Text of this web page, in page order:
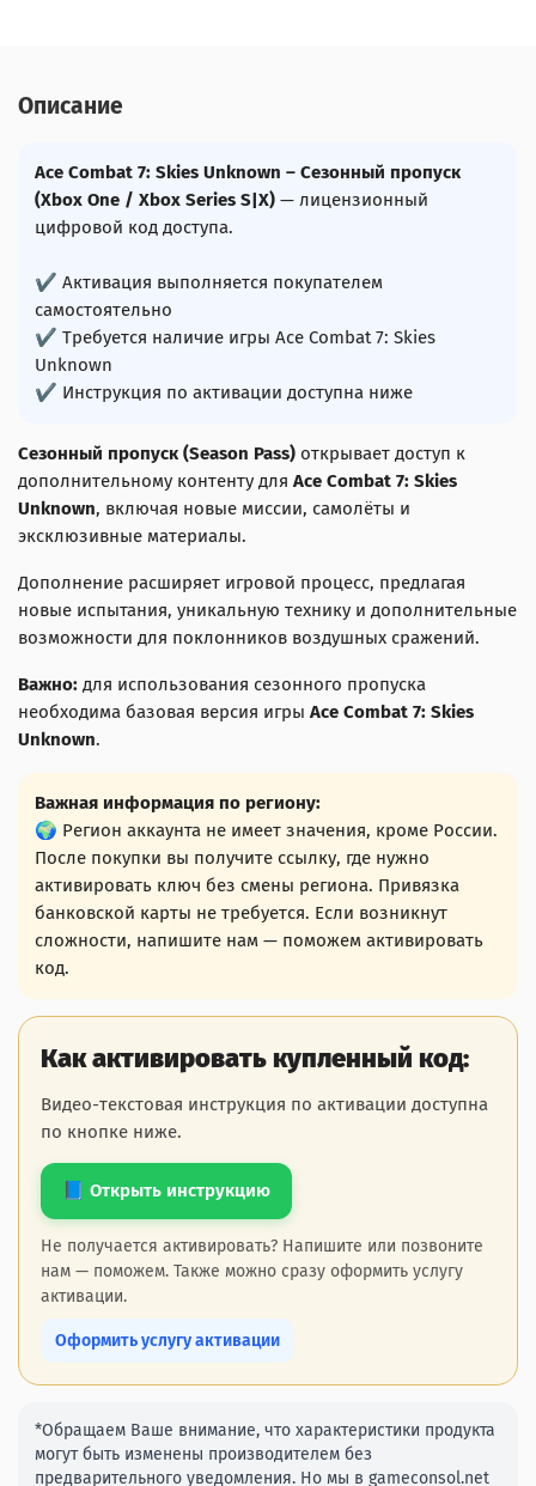
Описание
Ace Combat 7: Skies Unknown – Сезонный пропуск
(Xbox One / Xbox Series S|X) — лицензионный
цифровой код доступа.
✔ Активация выполняется покупателем
самостоятельно
✔ Требуется наличие игры Ace Combat 7: Skies
Unknown
✔ Инструкция по активации доступна ниже
Сезонный пропуск (Season Pass) открывает доступ к
дополнительному контенту для Ace Combat 7: Skies
Unknown, включая новые миссии, самолёты и
эксклюзивные материалы.
Дополнение расширяет игровой процесс, предлагая
новые испытания, уникальную технику и дополнительные
возможности для поклонников воздушных сражений.
Важно: для использования сезонного пропуска
необходима базовая версия игры Ace Combat 7: Skies
Unknown.
Важная информация по региону:
🌍 Регион аккаунта не имеет значения, кроме России.
После покупки вы получите ссылку, где нужно
активировать ключ без смены региона. Привязка
банковской карты не требуется. Если возникнут
сложности, напишите нам — поможем активировать
код.
Как активировать купленный код:
Видео-текстовая инструкция по активации доступна
по кнопке ниже.
📘 Открыть инструкцию
Не получается активировать? Напишите или позвоните
нам — поможем. Также можно сразу оформить услугу
активации.
Оформить услугу активации
*Обращаем Ваше внимание, что характеристики продукта
могут быть изменены производителем без
предварительного уведомления. Но мы в gameconsol.net